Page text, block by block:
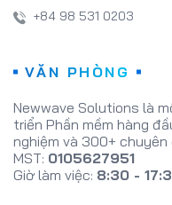
+84 98 531 0203
VĂN PHÒNG
Newwave Solutions là
triển Phần mềm hàng
nghiệm và 300+ chuyên
MST: 0105627951
Giờ làm việc: 8:30 -